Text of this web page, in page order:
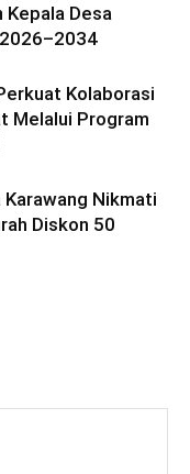
Kepala Desa
Kolaborasi
Melalui Program
Karawang Nikmati
Diskon 50